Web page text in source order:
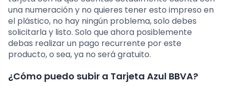
una numeración y no quieres tener esto impreso en
el plástico, no hay ningún problema, solo debes
solicitarla y listo. Solo que ahora posiblemente
debas realizar un pago recurrente por este
producto, o sea, ya no será gratuito.
¿Cómo puedo subir a Tarjeta Azul BBVA?